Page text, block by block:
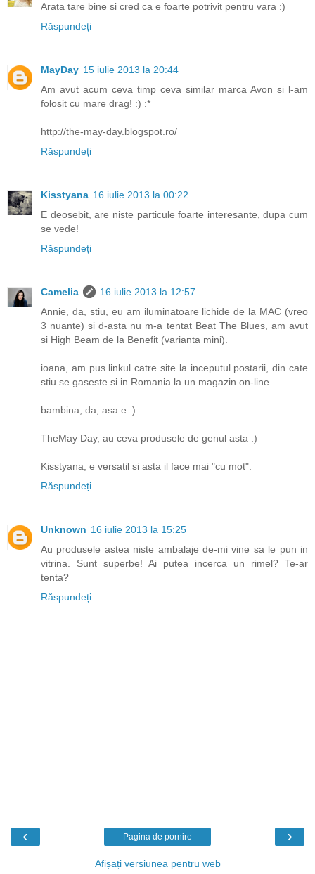
Arata tare bine si cred ca e foarte potrivit pentru vara :)
Răspundeți
MayDay 15 iulie 2013 la 20:44
Am avut acum ceva timp ceva similar marca Avon si l-am
folosit cu mare drag! :) :*
http://the-may-day.blogspot.ro/
Răspundeți
Kisstyana 16 iulie 2013 la 00:22
E deosebit, are niste particule foarte interesante, dupa cum
se vede!
Răspundeți
Camelia
16 iulie 2013 la 12:57
Annie, da, stiu, eu am iluminatoare lichide de la MAC (vreo
3 nuante) si d-asta nu m-a tentat Beat The Blues, am avut
si High Beam de la Benefit (varianta mini).
ioana, am pus linkul catre site la inceputul postarii, din cate
stiu se gaseste si in Romania la un magazin on-line.
bambina, da, asa e :)
TheMay Day, au ceva produsele de genul asta :)
Kisstyana, e versatil si asta il face mai "cu mot".
Răspundeți
Unknown 16 iulie 2013 la 15:25
Au produsele astea niste ambalaje de-mi vine sa le pun in
vitrina. Sunt superbe! Ai putea incerca un rimel? Te-ar
tenta?
Răspundeți
‹ ›
Pagina de pornire
Afișați versiunea pentru web